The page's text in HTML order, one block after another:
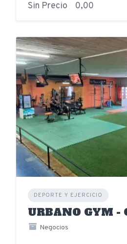
Sin Precio 0,00
DEPORTE Y EJERCICIO
URBANO GYM -
Negocios